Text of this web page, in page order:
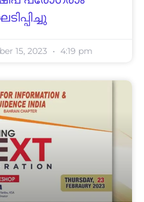
15, 2023 4:19 pm